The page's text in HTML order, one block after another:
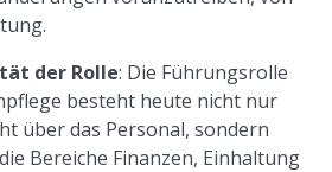
der Rolle: Die Führungsrolle
besteht heute nicht nur
über das Personal, sondern
Bereiche Finanzen, Einhaltung